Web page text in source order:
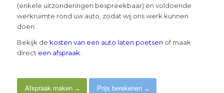
(enkele uitzonderingen bespreekbaar) en voldoende
werkruimte rond uw auto, zodat wij ons werk kunnen
doen.
Bekijk de kosten van een auto laten poetsen of maak
direct een afspraak.
Afspraak maken Prijs berekenen